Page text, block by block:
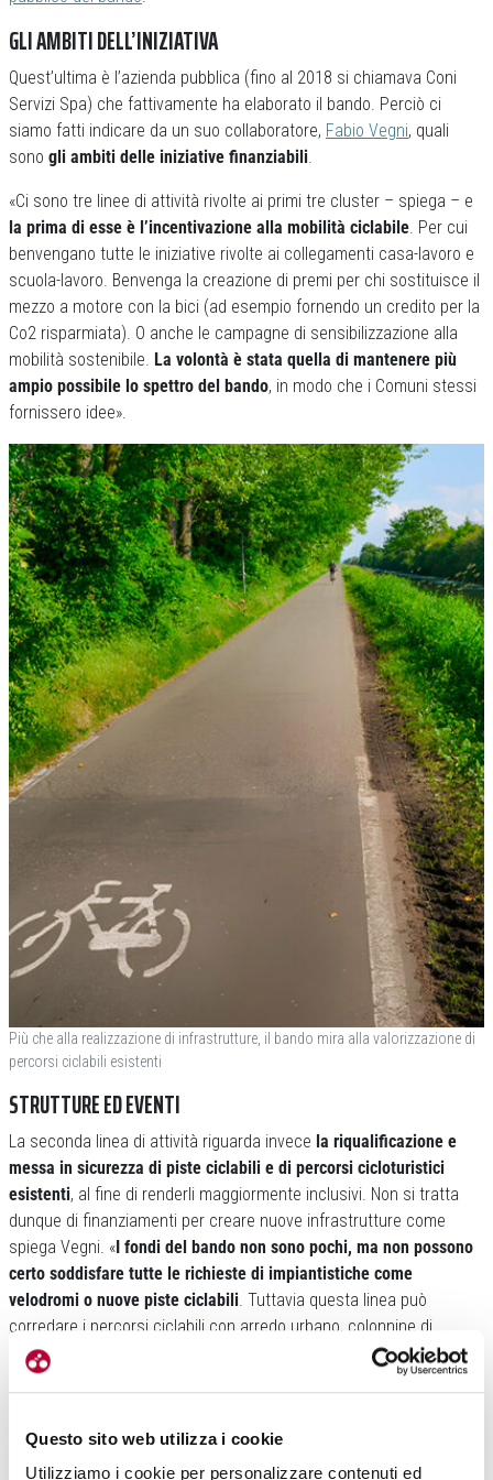
Questo sito web utilizza i cookie
Utilizziamo i cookie per personalizzare contenuti ed
GLI AMBITI DELL’INIZIATIVA
Quest’ultima è l’azienda pubblica (fino al 2018 si chiamava Coni
Servizi Spa) che fattivamente ha elaborato il bando. Perciò ci
siamo fatti indicare da un suo collaboratore, Fabio Vegni, quali
sono gli ambiti delle iniziative finanziabili.
«Ci sono tre linee di attività rivolte ai primi tre cluster – spiega – e
la prima di esse è l’incentivazione alla mobilità ciclabile. Per cui
benvengano tutte le iniziative rivolte ai collegamenti casa-lavoro e
scuola-lavoro. Benvenga la creazione di premi per chi sostituisce il
mezzo a motore con la bici (ad esempio fornendo un credito per la
Co2 risparmiata). O anche le campagne di sensibilizzazione alla
mobilità sostenibile. La volontà è stata quella di mantenere più
ampio possibile lo spettro del bando, in modo che i Comuni stessi
fornissero idee».
Più che alla realizzazione di infrastrutture, il bando mira alla valorizzazione di
percorsi ciclabili esistenti
STRUTTURE ED EVENTI
La seconda linea di attività riguarda invece la riqualificazione e
messa in sicurezza di piste ciclabili e di percorsi cicloturistici
esistenti, al fine di renderli maggiormente inclusivi. Non si tratta
dunque di finanziamenti per creare nuove infrastrutture come
spiega Vegni. «I fondi del bando non sono pochi, ma non possono
certo soddisfare tutte le richieste di impiantistiche come
velodromi o nuove piste ciclabili. Tuttavia questa linea può
corredare i percorsi ciclabili con arredo urbano, colonnine di
ricarica, divisori per aumentare la sicurezza, tabellatura e
digitalizzazione dei percorsi…».